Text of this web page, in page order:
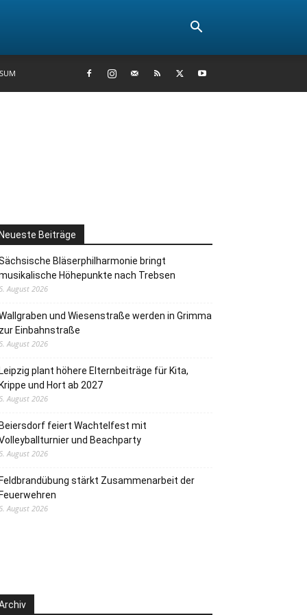
Beiträge
Bläserphilharmonie bringt
Höhepunkte nach Trebsen
August 2026
und Wiesenstraße werden in Grimma
Einbahnstraße
August 2026
plant höhere Elternbeiträge für Kita,
und Hort ab 2027
August 2026
feiert Wachtelfest mit
und Beachparty
August 2026
stärkt Zusammenarbeit der
August 2026